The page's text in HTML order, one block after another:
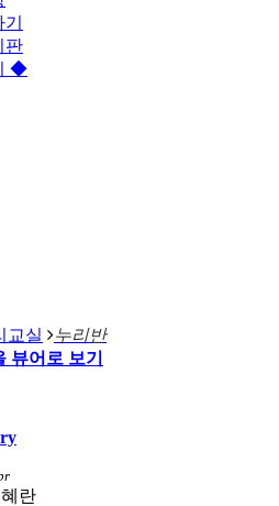
판
◆
교실
누리반
뷰어로 보기
란